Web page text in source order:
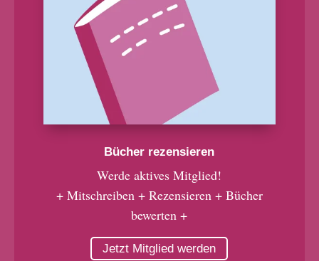
Bücher rezensieren
Werde aktives Mitglied!
+ Mitschreiben + Rezensieren + Bücher
bewerten +
Jetzt Mitglied werden